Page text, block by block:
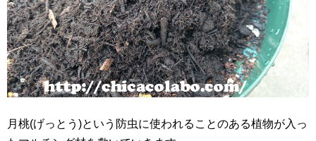
月桃(げっとう)という防虫に使われることのある植物が入っ